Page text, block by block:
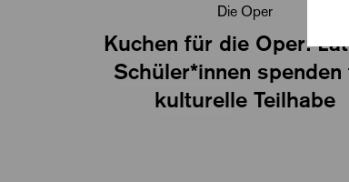
Die Oper
Kuchen für die Oper:
Schüler*innen spenden
kulturelle Teilhabe